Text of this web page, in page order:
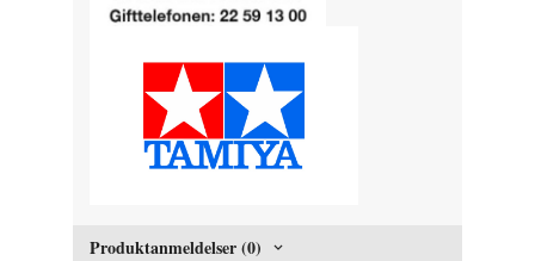
Produktanmeldelser (0)